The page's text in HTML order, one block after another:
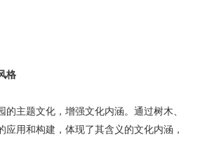
格
的主题文化，增强文化内涵。通过树木、
应用和构建，体现了其含义的文化内涵，